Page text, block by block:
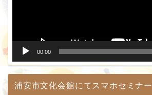
00:00
浦安市文化会館にてスマホセミナー